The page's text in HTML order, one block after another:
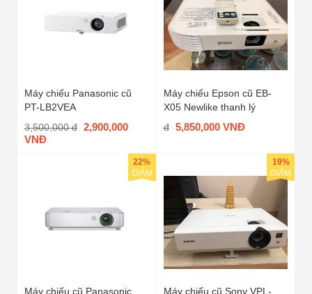
Máy chiếu Panasonic cũ
PT-LB2VEA
3,500,000 đ 2,900,000
VNĐ
Máy chiếu Epson cũ EB-
X05 Newlike thanh lý
đ 5,850,000 VNĐ
Máy chiếu cũ Panasonic
22%
GIẢM
Máy chiếu cũ Sony VPL-
19%
GIẢM